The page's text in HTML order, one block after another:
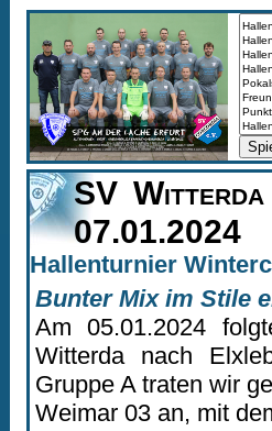
SV
07.01.2024
Hallenturnier
Bunter Mix im Stile
Am 05.01.2024
Witterda nach
Gruppe A traten wir
Weimar 03 an, mit